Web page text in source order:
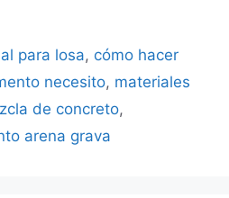
para losa, cómo hacer
necesito, materiales
de concreto,
arena grava